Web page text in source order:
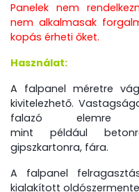
Panelek nem
nem alkalmasak
kopás érheti őket.
Használat:
A falpanel méretre
kivitelezhető.
falazó elemre
mint például
gipszkartonra, fára.
A falpanel
kialakított